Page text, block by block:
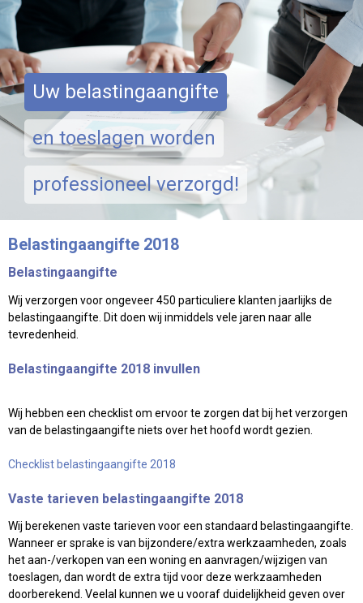
Uw belastingaangifte
en toeslagen worden
professioneel verzorgd!
Belastingaangifte 2018
Belastingaangifte
Wij verzorgen voor ongeveer 450 particuliere klanten jaarlijks de
belastingaangifte. Dit doen wij inmiddels vele jaren naar alle
tevredenheid.
Belastingaangifte 2018 invullen
Wij hebben een checklist om ervoor te zorgen dat bij het verzorgen
van de belastingaangifte niets over het hoofd wordt gezien.
Checklist belastingaangifte 2018
Vaste tarieven belastingaangifte 2018
Wij berekenen vaste tarieven voor een standaard belastingaangifte.
Wanneer er sprake is van bijzondere/extra werkzaamheden, zoals
het aan-/verkopen van een woning en aanvragen/wijzigen van
toeslagen, dan wordt de extra tijd voor deze werkzaamheden
doorberekend. Veelal kunnen we u vooraf duidelijkheid geven over